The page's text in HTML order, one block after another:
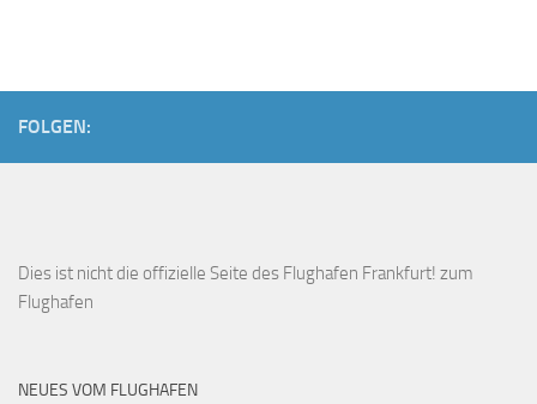
FOLGEN:
Dies ist nicht die offizielle Seite des Flughafen Frankfurt! zum
Flughafen
NEUES VOM FLUGHAFEN